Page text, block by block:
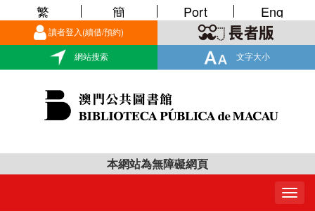
讀者登入(續借/預約)
網站搜索 文字大小
繁 簡 Port Eng
本網站為無障礙網頁